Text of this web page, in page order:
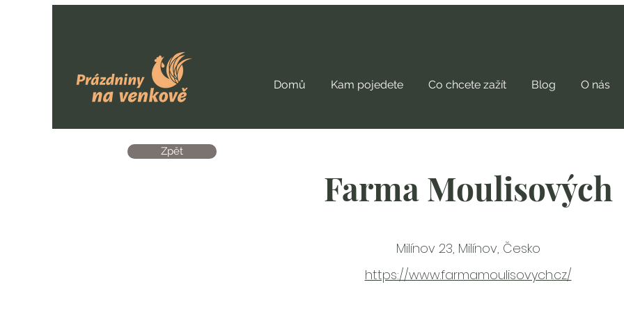
Domů Kam pojedete Co chcete zažít Blog O nás
Zpět
Farma Moulisových
Milínov 23, Milínov, Česko
https://www.farmamoulisovych.cz/